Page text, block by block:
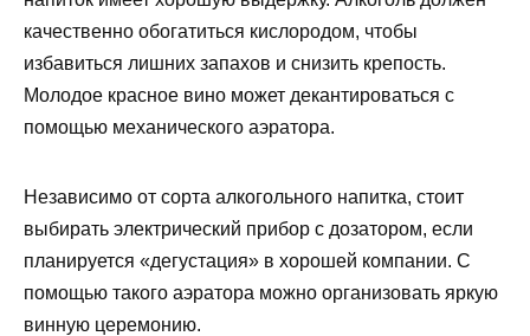
качественно обогатиться кислородом, чтобы
избавиться лишних запахов и снизить крепость.
Молодое красное вино может декантироваться с
помощью механического аэратора.
Независимо от сорта алкогольного напитка, стоит
выбирать электрический прибор с дозатором, если
планируется «дегустация» в хорошей компании. С
помощью такого аэратора можно организовать яркую
винную церемонию.